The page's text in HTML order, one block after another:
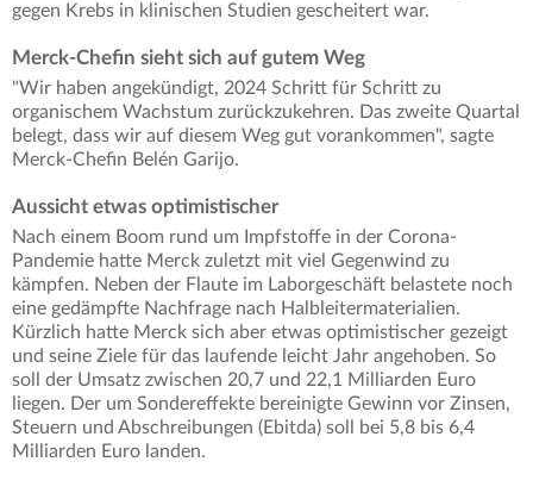
gegen Krebs in klinischen Studien gescheitert war.
Merck-Chefin sieht sich auf gutem Weg
"Wir haben angekündigt, 2024 Schritt für Schritt zu
organischem Wachstum zurückzukehren. Das zweite Quartal
belegt, dass wir auf diesem Weg gut vorankommen", sagte
Merck-Chefin Belén Garijo.
Aussicht etwas optimistischer
Nach einem Boom rund um Impfstoffe in der Corona-
Pandemie hatte Merck zuletzt mit viel Gegenwind zu
kämpfen. Neben der Flaute im Laborgeschäft belastete noch
eine gedämpfte Nachfrage nach Halbleitermaterialien.
Kürzlich hatte Merck sich aber etwas optimistischer gezeigt
und seine Ziele für das laufende leicht Jahr angehoben. So
soll der Umsatz zwischen 20,7 und 22,1 Milliarden Euro
liegen. Der um Sondereffekte bereinigte Gewinn vor Zinsen,
Steuern und Abschreibungen (Ebitda) soll bei 5,8 bis 6,4
Milliarden Euro landen.